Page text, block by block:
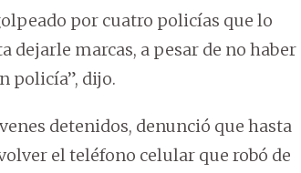
por cuatro policías que lo
dejarle marcas, a pesar de no haber
policía”, dijo.
detenidos, denunció que hasta
el teléfono celular que robó de